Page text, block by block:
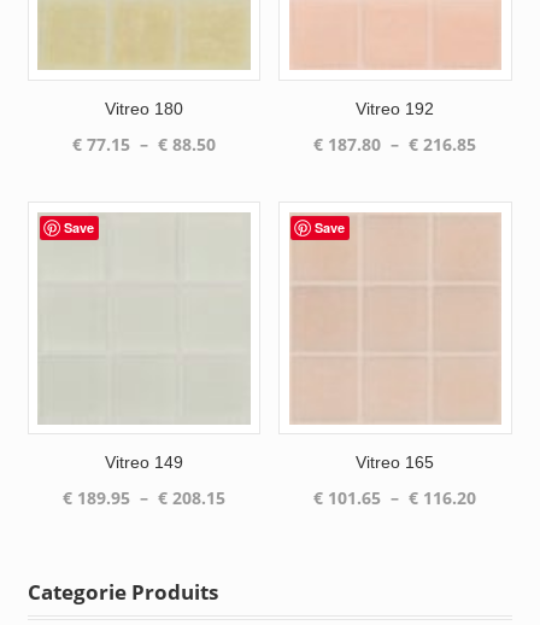
Vitreo 180
€77.15 – €88.50Plage
Vitreo 192
€ 187.80 – € 216.85Plage
Save
Vitreo 149
€189.95 – €208.15Plage
Save
Vitreo 165
€ 101.65 – € 116.20Plage
Categorie Produits